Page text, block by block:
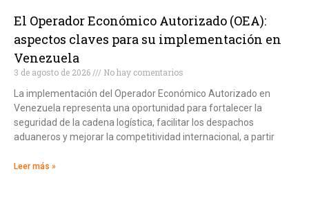
El Operador Económico Autorizado (OEA):
aspectos claves para su implementación en
Venezuela
3 de agosto de 2026
No hay comentarios
La implementación del Operador Económico Autorizado en
Venezuela representa una oportunidad para fortalecer la
seguridad de la cadena logística, facilitar los despachos
aduaneros y mejorar la competitividad internacional, a partir
Leer más »